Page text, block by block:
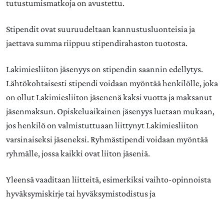
tutustumismatkoja on avustettu.
Stipendit ovat suuruudeltaan kannustusluonteisia ja
jaettava summa riippuu stipendirahaston tuotosta.
Lakimiesliiton jäsenyys on stipendin saannin edellytys.
Lähtökohtaisesti stipendi voidaan myöntää henkilölle, joka
on ollut Lakimiesliiton jäsenenä kaksi vuotta ja maksanut
jäsenmaksun. Opiskeluaikainen jäsenyys luetaan mukaan,
jos henkilö on valmistuttuaan liittynyt Lakimiesliiton
varsinaiseksi jäseneksi. Ryhmästipendi voidaan myöntää
ryhmälle, jossa kaikki ovat liiton jäseniä.
Yleensä vaaditaan liitteitä, esimerkiksi vaihto-opinnoista
hyväksymiskirje tai hyväksymistodistus ja